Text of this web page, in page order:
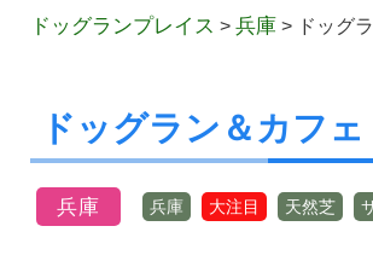
ン
へ
ドッグランプレイス > 兵庫 > ドッグ
ドッグラン＆カフ
兵庫 兵庫 大注目 天然芝